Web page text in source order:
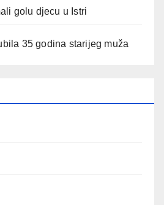
golu djecu u Istri
35 godina starijeg muža